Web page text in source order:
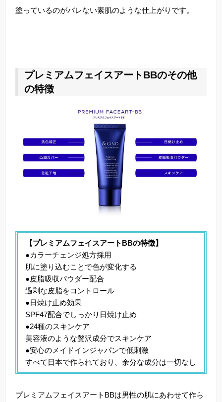
塗っているのがバレない素肌のような仕上がりです。
プレミアムフェイスアートBBのその他
の特徴
【プレミアムフェイスアートBBの特徴】
●カラーチェンジ処方採用
肌に塗り込むことで色が変化する
●皮脂吸収パウダー配合
過剰な皮脂をコントロール
●日焼け止め効果
SPF47配合でしっかり日焼け止め
●24種のスキンケア
美容液のような贅沢成分でスキンケア
●安心のメイドインジャパンで低刺激
すべて日本で作られており、余分な成分は一切なし
プレミアムフェイスアートBBは男性の肌にあわせて作ら